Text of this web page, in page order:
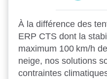
À la différence des
ERP CTS dont la
maximum 100 km/h
neige, nos solutions
contraintes